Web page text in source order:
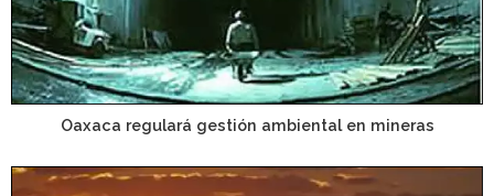
Oaxaca regulará gestión ambiental en mineras